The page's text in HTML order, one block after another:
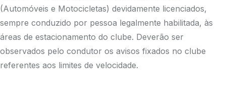
(Automóveis e Motocicletas) devidamente licenciados,
sempre conduzido por pessoa legalmente habilitada, às
áreas de estacionamento do clube. Deverão ser
observados pelo condutor os avisos fixados no clube
referentes aos limites de velocidade.